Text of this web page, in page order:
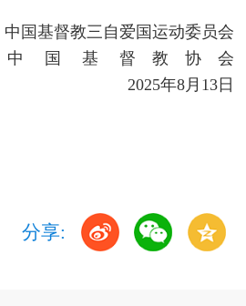
中国基督教三自爱国运动委员会
中 国 基 督 教 协 会
2025年8月13日
分享: